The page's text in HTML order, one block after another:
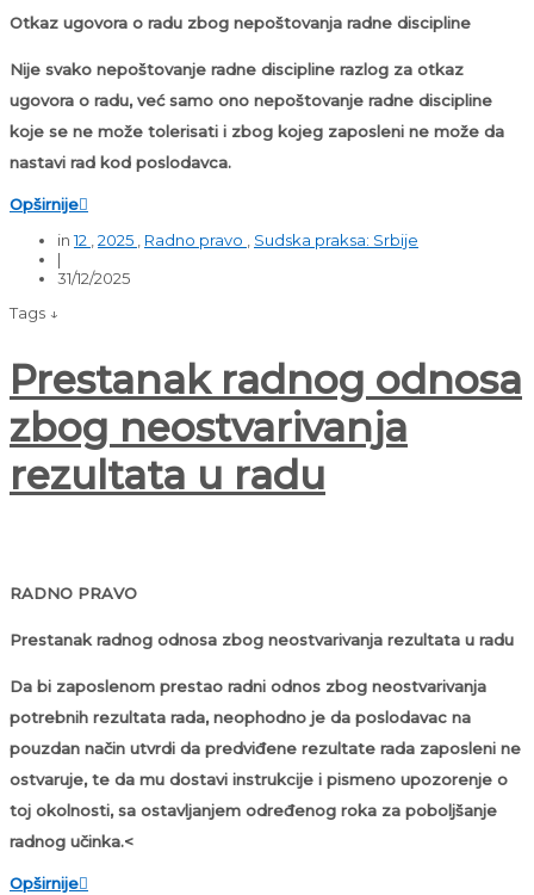
Otkaz ugovora o radu zbog nepoštovanja radne discipline
Nije svako nepoštovanje radne discipline razlog za otkaz
ugovora o radu, već samo ono nepoštovanje radne discipline
koje se ne može tolerisati i zbog kojeg zaposleni ne može da
nastavi rad kod poslodavca.
Opširnije
in12 ,2025 , Radno pravo , Sudska praksa: Srbije
|
31/12/2025
Tags ↓
Prestanak radnog odnosa
zbog neostvarivanja
rezultata u radu
RADNO PRAVO
Prestanak radnog odnosa zbog neostvarivanja rezultata u radu
Da bi zaposlenom prestao radni odnos zbog neostvarivanja
potrebnih rezultata rada, neophodno je da poslodavac na
pouzdan način utvrdi da predviđene rezultate rada zaposleni ne
ostvaruje, te da mu dostavi instrukcije i pismeno upozorenje o
toj okolnosti, sa ostavljanjem određenog roka za poboljšanje
radnog učinka.<
Opširnije